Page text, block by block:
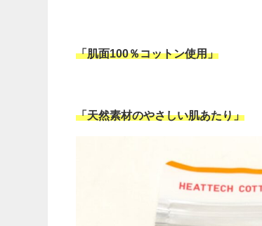
「肌面100％コットン使用」
「天然素材のやさしい肌あたり」